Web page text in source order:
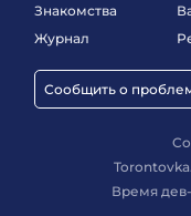
Знакомства
Журнал
Сообщить о
Время дев-